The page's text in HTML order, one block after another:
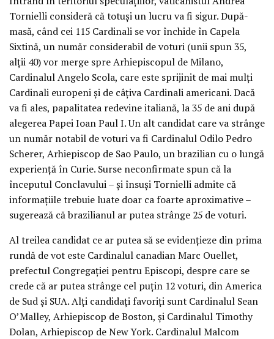
Tornielli consideră că totuşi un lucru va fi sigur. După-
masă, când cei 115 Cardinali se vor închide în Capela
Sixtină, un număr considerabil de voturi (unii spun 35,
alţii 40) vor merge spre Arhiepiscopul de Milano,
Cardinalul Angelo Scola, care este sprijinit de mai mulţi
Cardinali europeni şi de câţiva Cardinali americani. Dacă
va fi ales, papalitatea redevine italiană, la 35 de ani după
alegerea Papei Ioan Paul I. Un alt candidat care va strânge
un număr notabil de voturi va fi Cardinalul Odilo Pedro
Scherer, Arhiepiscop de Sao Paulo, un brazilian cu o lungă
experienţă în Curie. Surse neconfirmate spun că la
începutul Conclavului – şi însuşi Tornielli admite că
informaţiile trebuie luate doar ca foarte aproximative –
sugerează că brazilianul ar putea strânge 25 de voturi.
Al treilea candidat ce ar putea să se evidenţieze din prima
rundă de vot este Cardinalul canadian Marc Ouellet,
prefectul Congregaţiei pentru Episcopi, despre care se
crede că ar putea strânge cel puţin 12 voturi, din America
de Sud şi SUA. Alţi candidaţi favoriţi sunt Cardinalul Sean
O’Malley, Arhiepiscop de Boston, şi Cardinalul Timothy
Dolan, Arhiepiscop de New York. Cardinalul Malcom